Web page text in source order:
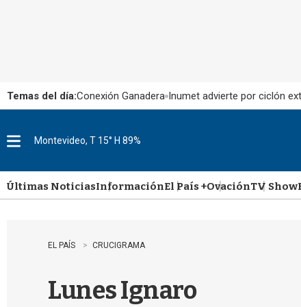
Temas del día:Conexión Ganadera Inumet advierte por ciclón
u
Montevideo, T 15° H 89%
Últimas NoticiasInformaciónEl País +OvaciónTV Show
EL PAÍS CRUCIGRAMA
Lunes Ignaro